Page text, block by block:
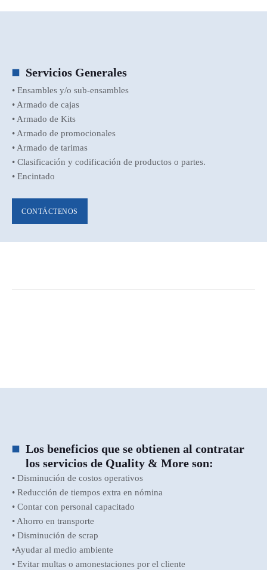
Servicios Generales
• Ensambles y/o sub-ensambles
• Armado de cajas
• Armado de Kits
• Armado de promocionales
• Armado de tarimas
• Clasificación y codificación de productos o partes.
• Encintado
CONTÁCTENOS
Los beneficios que se obtienen al contratar
los servicios de Quality & More son:
• Disminución de costos operativos
• Reducción de tiempos extra en nómina
• Contar con personal capacitado
• Ahorro en transporte
• Disminución de scrap
•Ayudar al medio ambiente
• Evitar multas o amonestaciones por el cliente